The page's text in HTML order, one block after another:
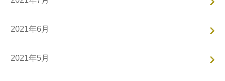
2021年6月
2021年5月